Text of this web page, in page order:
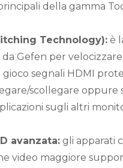
della gamma
Technology): è
Gefen per
segnali HDMI
scollegare
sugli altri
avanzata: gli apparati
video maggiore